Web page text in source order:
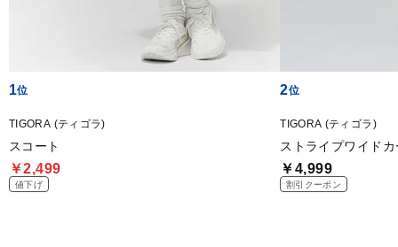
1
TIGORA (ティゴラ)
スコート
￥2,499
値下げ
2
TIGORA (ティゴラ)
ストライプワイド
￥4,999
割引クーポン